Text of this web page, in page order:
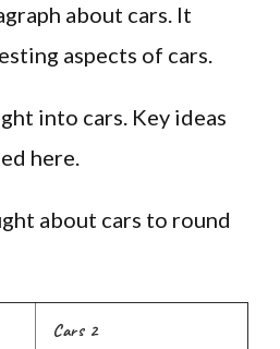
about cars. It
aspects of cars.
into cars. Key ideas
here.
about cars to round
Cars 2